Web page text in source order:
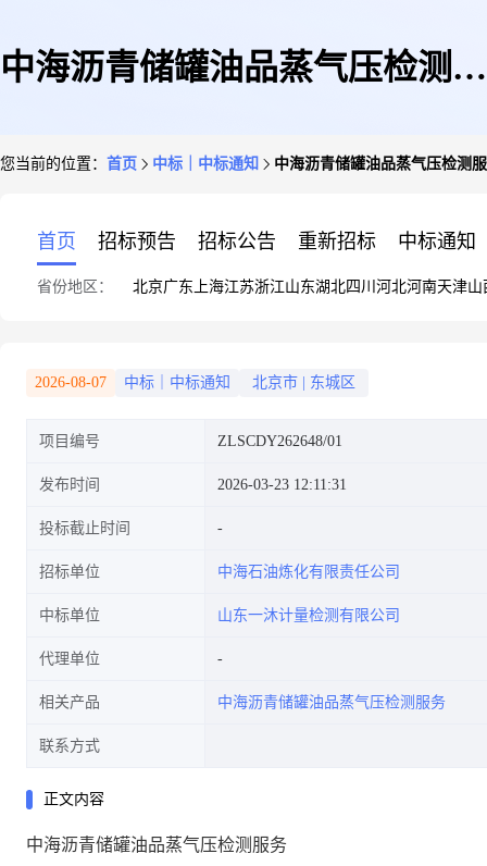
中海沥青储罐油品蒸气压检测服
您当前的位置： 首页 中标｜中标通知 中海沥青储罐油品蒸气压检测
首页 招标预告 招标公告 重新招标 中标通知
省份地区： 北京广东 上海江苏浙江山东湖北四川 河北河南天津山
2026-08-07 中标｜中标通知 北京市 东城区
项目编号 ZLSCDY262648/01
发布时间 2026-03-23 12:11:31
投标截止时间
招标单位 中海石油炼化有限责任公司
中标单位 山东一沐计量检测有限公司
代理单位
相关产品 中海沥青储罐油品蒸气压检测服务
联系方式
正文内容
中海沥青储罐油品蒸气压检测服务